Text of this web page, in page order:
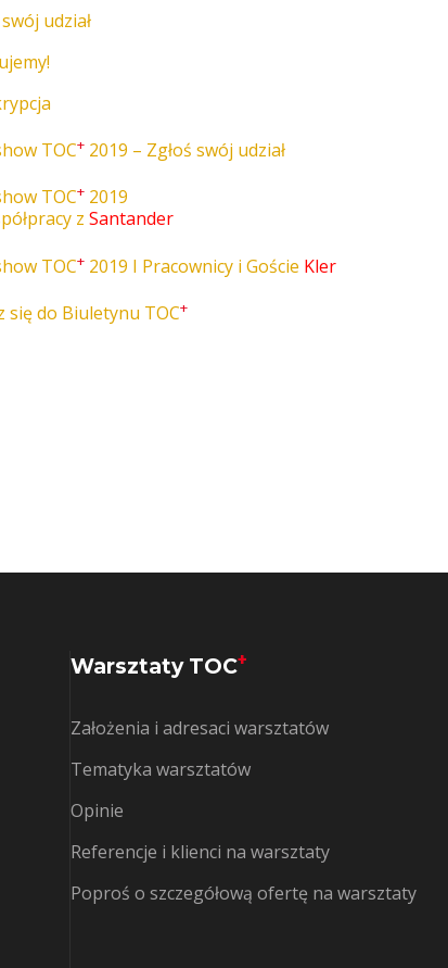
udział
TOC+ 2019 – Zgłoś swój udział
TOC+ 2019
zSantander
TOC+ 2019 I Pracownicy i Goście Kler
się do Biuletynu TOC+
Warsztaty TOC+
Założenia i adresaci warsztatów
Tematyka warsztatów
Opinie
Referencje i klienci na warsztaty
Poproś o szczegółową ofertę na warsztaty